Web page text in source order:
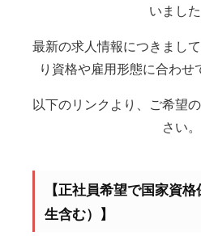
いました
最新の求人情報につきまし
り資格や雇用形態に合わせ
以下のリンクより、ご希望
さい。
【正社員希望で国家資
生含む）】